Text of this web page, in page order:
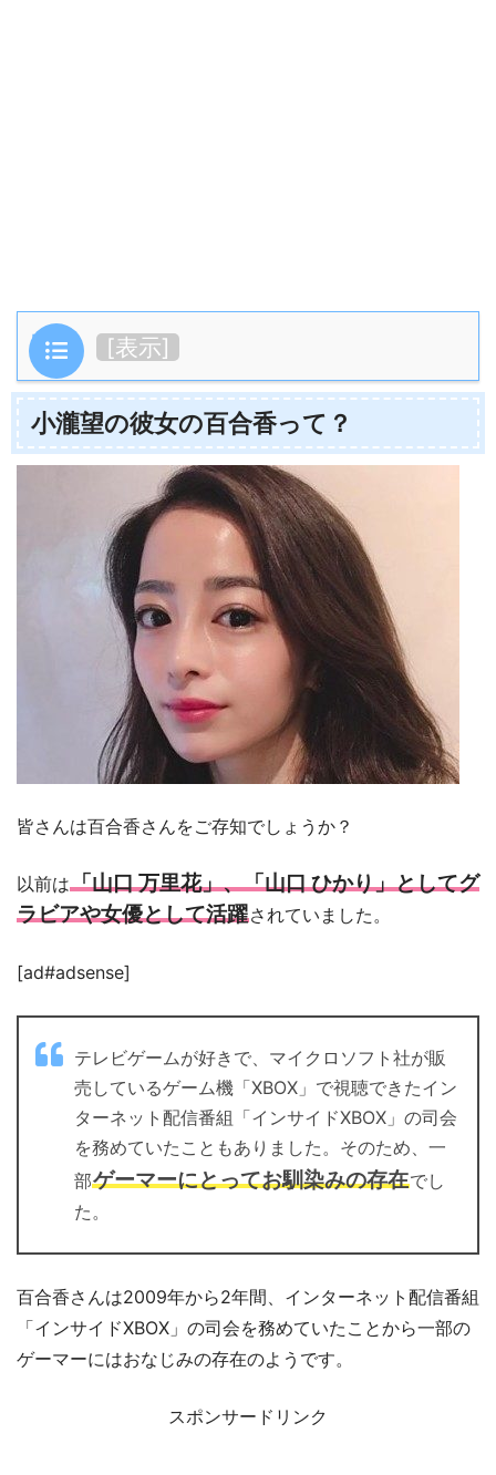
目次 [表示]
小瀧望の彼女の百合香って？
皆さんは百合香さんをご存知でしょうか？
以前は「山口 万里花」、「山口 ひかり」としてグ
ラビアや女優として活躍されていました。
[ad#adsense]
テレビゲームが好きで、マイクロソフト社が販
売しているゲーム機「XBOX」で視聴できたイン
ターネット配信番組「インサイドXBOX」の司会
を務めていたこともありました。そのため、一
部ゲーマーにとってお馴染みの存在でし
た。
百合香さんは2009年から2年間、インターネット配信番組
「インサイドXBOX」の司会を務めていたことから一部の
ゲーマーにはおなじみの存在のようです。
スポンサードリンク